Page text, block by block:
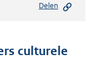
n
Delen
culturele